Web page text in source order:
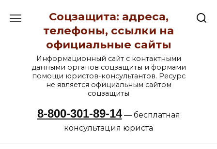
содержанию
Соцзащита: адреса,
телефоны, ссылки на
официальные сайты
Информационный сайт с контактными
данными органов соцзащиты и формами
помощи юристов-консультантов. Ресурс
не является официальным сайтом
соцзащиты
8-800-301-89-14— бесплатная
консультация юриста